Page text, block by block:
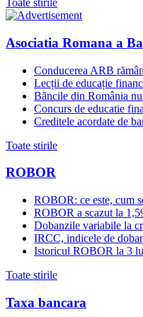
Toate stirile
Asociatia Romana a
Conducerea ARB
Lecții de educație
Băncile din România
Concurs de educatie
Creditele acordate de
Toate stirile
ROBOR
ROBOR: ce este, cum
ROBOR a scazut la
Dobanzile variabile la
IRCC, indicele de
Istoricul ROBOR la 3
Toate stirile
Taxa bancara